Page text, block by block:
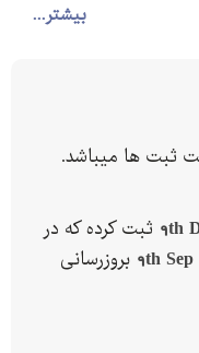
بیشتر...
ثبت ها میباشد.
9th ثبت کرده که در
9th بروزرسانی